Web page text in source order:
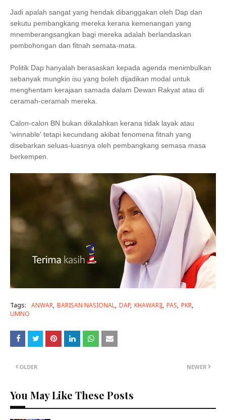
Jadi apalah sangat yang hendak dibanggakan oleh Dap dan
sekutu pembangkang mereka kerana kemenangan yang
mnemberangsangkan bagi mereka adalah berlandaskan
pembohongan dan fitnah semata-mata.
Politik Dap hanyalah berasaskan kepada agenda menimbulkan
sebanyak mungkin isu yang boleh dijadikan modal untuk
menghentam kerajaan samada dalam Dewan Rakyat atau di
ceramah-ceramah mereka.
Calon-calon BN bukan dikalahkan kerana tidak layak atau
'winnable' tetapi kecundang akibat fenomena fitnah yang
disebarkan seluas-luasnya oleh pembangkang semasa masa
berkempen.
Tags: ANWAR BARISAN NASIONAL DAP KHAWARIJ PAS PKR
UMNO
NEWER
OLDER
You May Like These Posts